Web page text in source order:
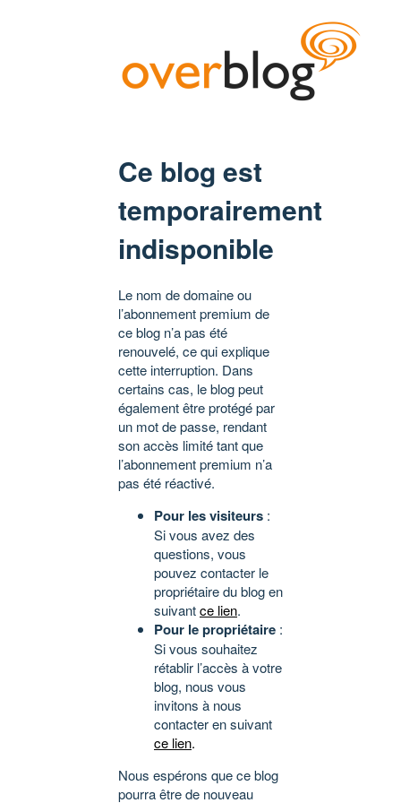
Ce blog est
temporairement
indisponible
Le nom de domaine ou
l’abonnement premium de
ce blog n’a pas été
renouvelé, ce qui explique
cette interruption. Dans
certains cas, le blog peut
également être protégé par
un mot de passe, rendant
son accès limité tant que
l’abonnement premium n’a
pas été réactivé.
Pour les visiteurs :
Si vous avez des
questions, vous
pouvez contacter le
propriétaire du blog en
suivantce lien.
Pour le propriétaire :
Si vous souhaitez
rétablir l’accès à votre
blog, nous vous
invitons à nous
contacter en suivant
ce lien.
Nous espérons que ce blog
pourra être de nouveau